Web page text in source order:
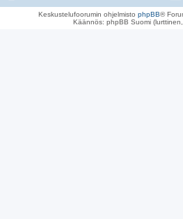
Keskustelufoorumin ohjelmisto phpBB®
Käännös: phpBB Suomi